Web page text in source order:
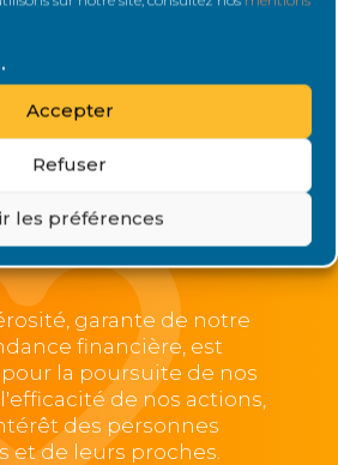
Accepter
Refuser
les préférences
deviens membre
nous
garante de notre
financière, est
la poursuite de nos
de nos actions,
des personnes
et de leurs proches.